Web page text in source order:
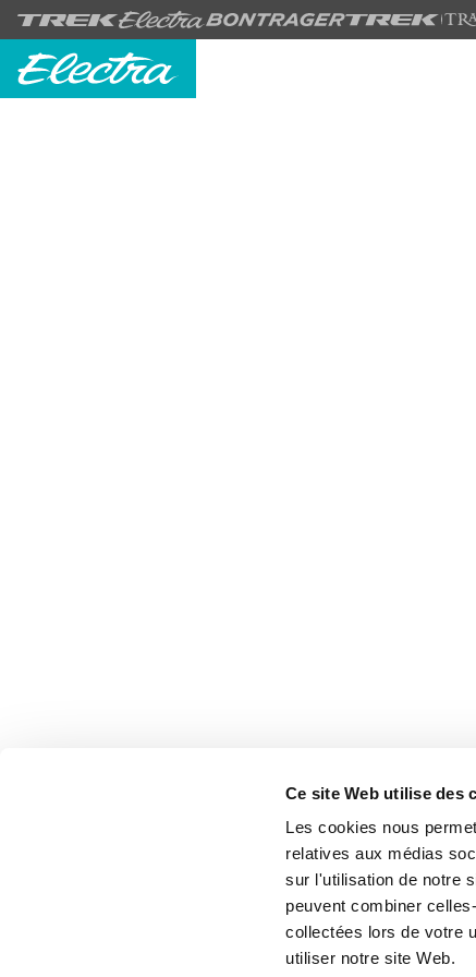
Ce site Web utilise des
Les cookies nous
relatives aux médias
sur l'utilisation de notre
peuvent combiner
collectées lors de votre
utiliser notre site Web.